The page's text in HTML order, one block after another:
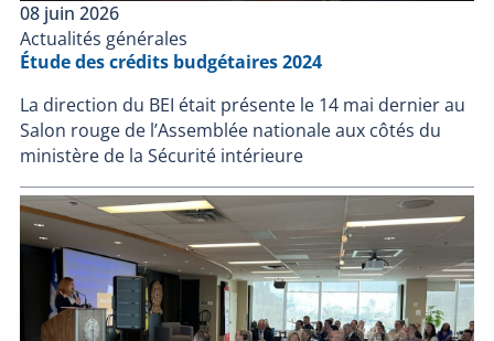
08 juin 2026
Actualités générales
Étude des crédits budgétaires 2024
La direction du BEI était présente le 14 mai dernier au
Salon rouge de l’Assemblée nationale aux côtés du
ministère de la Sécurité intérieure